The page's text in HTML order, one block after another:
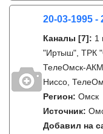
20-03-1995 -
Каналы [7]: 1
"Иртыш", ТРК
ТелеОмск-
Ниссо,
Регион: Омск
Источник:
Добавил на